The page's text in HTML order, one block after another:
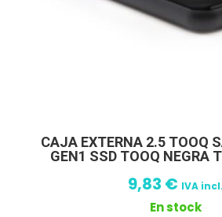
CAJA EXTERNA 2.5 TOOQ
GEN1 SSD TOOQ NEGRA
9,83 € IVA incl.
En stock